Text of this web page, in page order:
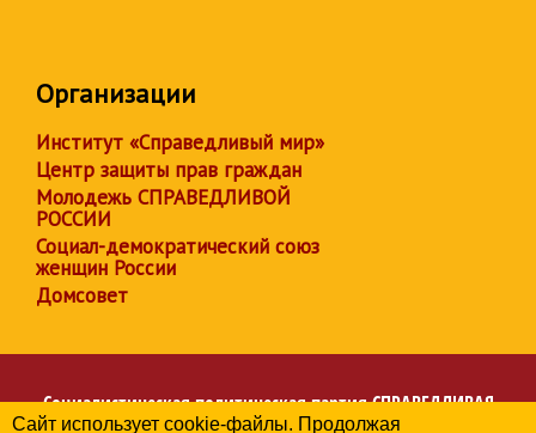
Организации
Институт «Справедливый мир»
Центр защиты прав граждан
Молодежь СПРАВЕДЛИВОЙ
РОССИИ
Социал-демократический союз
женщин России
Домсовет
Социалистическая политическая партияСПРАВЕДЛИВАЯ
Сайт использует cookie-файлы. Продолжая